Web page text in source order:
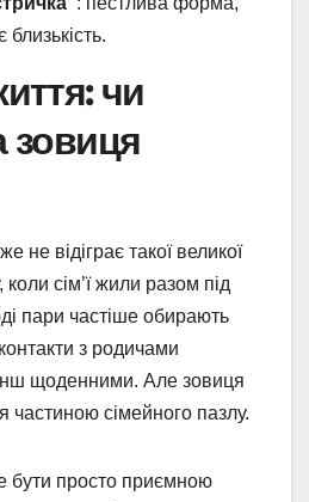
чи
зовиця
не відіграє такої великої
сім’ї жили разом під
пари частіше обирають
з родичами
щоденними. Але зовиця
частиною сімейного пазлу.
бути просто приємною